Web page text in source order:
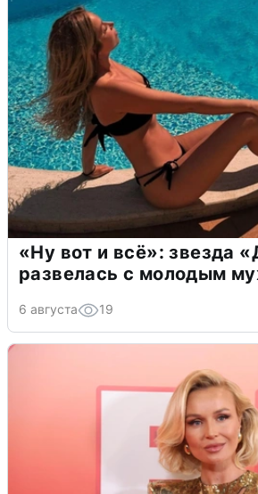
«Ну вот и всё»: звезда
развелась с молодым
6 августа 19